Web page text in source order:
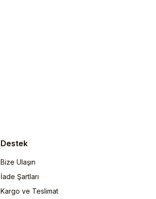
Destek
Bize Ulaşın
İade Şartları
Kargo ve Teslimat